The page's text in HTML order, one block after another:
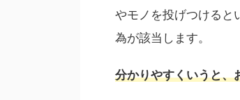
やモノを投げつけると
為が該当します。
分かりやすくいうと、